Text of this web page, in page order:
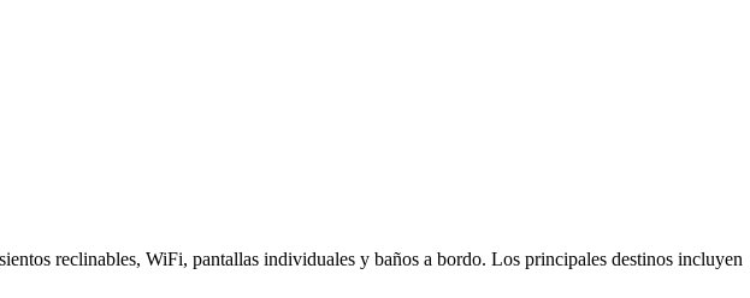
reclinables, WiFi, pantallas individuales y baños a bordo. Los principales destinos incluyen